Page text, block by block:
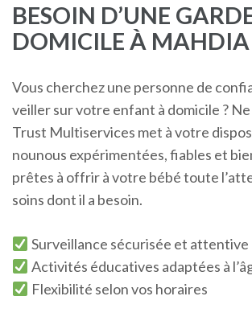
BESOIN D’UNE
DOMICILE À MAHDIA
Vous cherchez une personne de
veiller sur votre enfant à domicile ?
Trust Multiservices met à votre
nounous expérimentées, fiables et
prêtes à offrir à votre bébé toute
soins dont il a besoin.
Surveillance sécurisée et attentive
Activités éducatives adaptées à
Flexibilité selon vos horaires